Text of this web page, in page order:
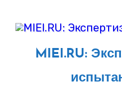
содержимому
MIEI.RU: